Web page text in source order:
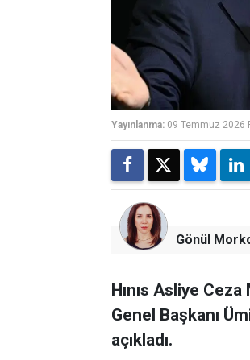
Yayınlanma: 09 Temmuz 2026
Gönül
Hınıs Asliye
Genel Başkanı
açıkladı.